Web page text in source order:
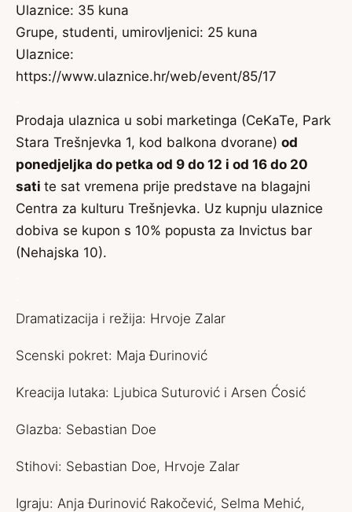
Ulaznice: 35 kuna
Grupe, studenti, umirovljenici: 25 kuna
Ulaznice:
https://www.ulaznice.hr/web/event/85/17
Prodaja ulaznica u sobi marketinga (CeKaTe, Park
Stara Trešnjevka 1, kod balkona dvorane) od
ponedjeljka do petka od 9 do 12 i od 16 do 20
sati te sat vremena prije predstave na blagajni
Centra za kulturu Trešnjevka. Uz kupnju ulaznice
dobiva se kupon s 10% popusta za Invictus bar
(Nehajska 10).
Dramatizacija i režija: Hrvoje Zalar
Scenski pokret: Maja Đurinović
Kreacija lutaka: Ljubica Suturović i Arsen Ćosić
Glazba: Sebastian Doe
Stihovi: Sebastian Doe, Hrvoje Zalar
Igraju: Anja Đurinović Rakočević, Selma Mehić,